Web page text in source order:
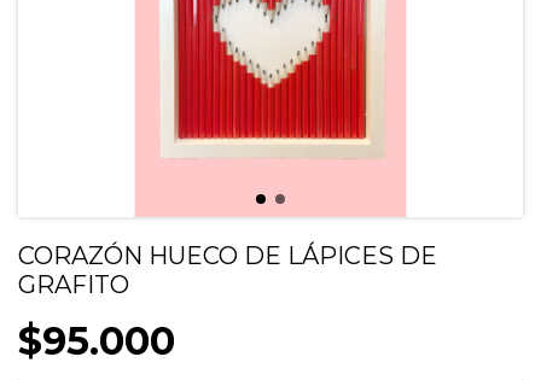
CORAZÓN HUECO DE LÁPICES DE
GRAFITO
$95.000